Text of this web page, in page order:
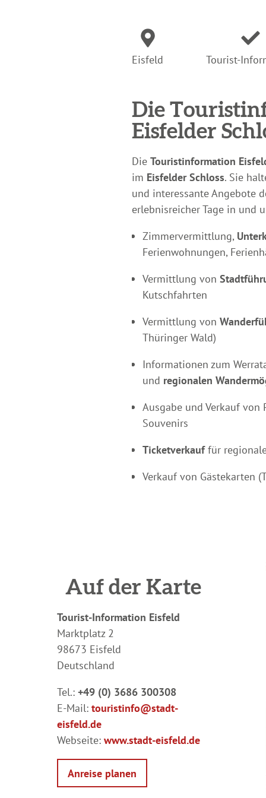
Eisfeld Tourist-
Die
Eisfelder
Die Touristinformation
im Eisfelder Schloss. Sie
und interessante Angebote
erlebnisreicher Tage in und
Zimmervermittlung,
Ferienwohnungen,
Vermittlung von
Kutschfahrten
Vermittlung von
Thüringer Wald)
Informationen zum
und regionalen
Ausgabe und Verkauf von
Souvenirs
Ticketverkauffür
Verkauf von Gästekarten
Auf der Karte
Tourist-Information Eisfeld
Marktplatz 2
98673 Eisfeld
Deutschland
Tel.: +49 (0) 3686 300308
E-Mail: touristinfo@stadt-
eisfeld.de
Webseite: www.stadt-eisfeld.de
Anreise planen